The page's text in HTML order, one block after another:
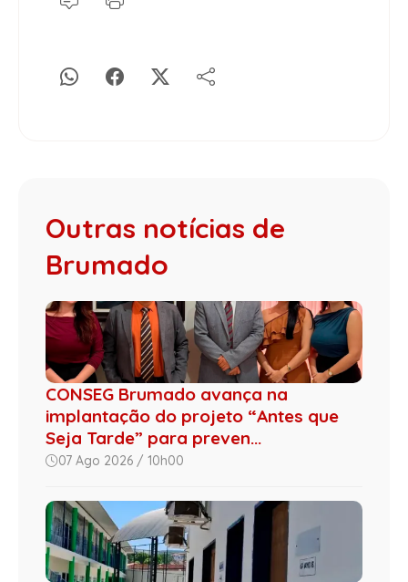
Outras notícias de
Brumado
CONSEG Brumado avança na
implantação do projeto “Antes que
Seja Tarde” para preven...
07 Ago 2026 / 10h00